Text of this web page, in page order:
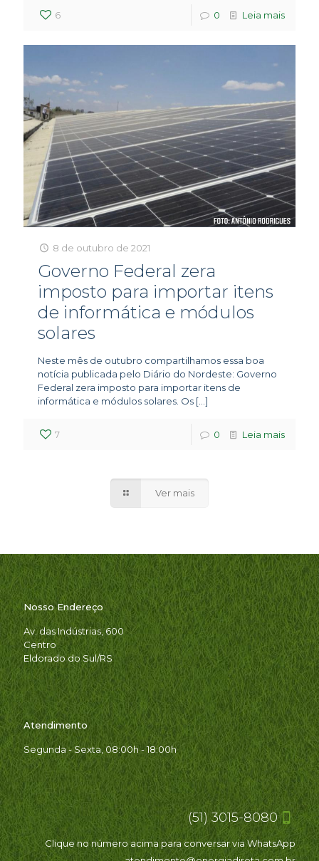
6 0 Leia mais
8 de outubro de 2021
Governo Federal zera
imposto para importar itens
de informática e módulos
solares
Neste mês de outubro compartilhamos essa boa
notícia publicada pelo Diário do Nordeste: Governo
Federal zera imposto para importar itens de
informática e módulos solares. Os […]
7 0 Leia mais
Ver mais
Nosso Endereço
Av. das Indústrias, 600
Centro
Eldorado do Sul/RS
Atendimento
Segunda - Sexta, 08:00h - 18:00h
(51) 3015-8080
Clique no número acima para conversar via WhatsApp